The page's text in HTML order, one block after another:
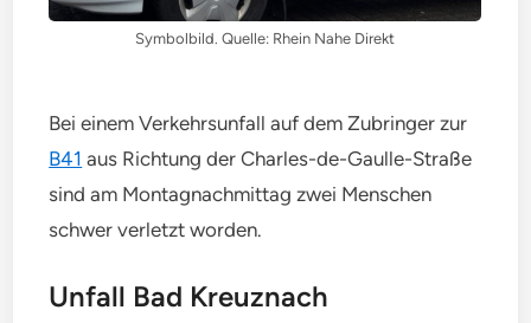
Symbolbild. Quelle: Rhein Nahe Direkt
Bei einem Verkehrsunfall auf dem Zubringer zur
B41 aus Richtung der Charles-de-Gaulle-Straße
sind am Montagnachmittag zwei Menschen
schwer verletzt worden.
Unfall Bad Kreuznach